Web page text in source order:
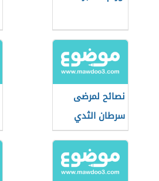
نصائح لمرضى
سرطان الثدي